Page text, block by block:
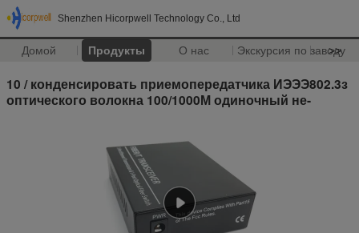
Shenzhen Hicorpwell Technology Co., Ltd
Домой Продукты О нас Экскурсия по заводу
>>
10 / конденсировать приемопередатчика ИЭЭЭ802.3з
оптического волокна 100/1000М одиночный не-